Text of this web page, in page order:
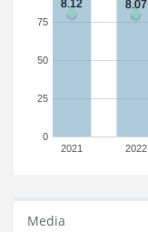
2021 2022
0
25
50
75
Media